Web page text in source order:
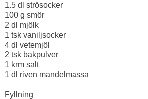
1.5 dl strösocker
100 g smör
2 dl mjölk
1 tsk vaniljsocker
4 dl vetemjöl
2 tsk bakpulver
1 krm salt
1 dl riven mandelmassa
Fyllning